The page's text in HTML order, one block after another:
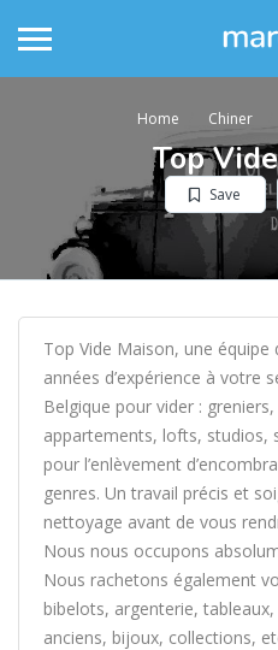
Home Chiner
Top
Save
Top Vide Maison, une
années d’expérience à votre
Belgique pour vider :
appartements, lofts, studios,
pour l’enlèvement
genres. Un travail précis et
nettoyage avant de vous
Nous nous occupons
Nous rachetons également
bibelots, argenterie,
anciens, bijoux, collections,